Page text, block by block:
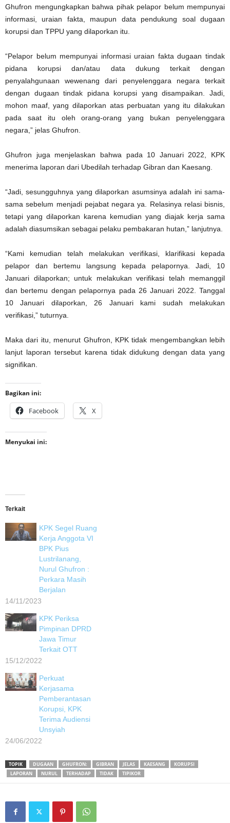
Ghufron mengungkapkan bahwa pihak pelapor belum mempunyai
informasi, uraian fakta, maupun data pendukung soal dugaan
korupsi dan TPPU yang dilaporkan itu.
“Pelapor belum mempunyai informasi uraian fakta dugaan tindak
pidana korupsi dan/atau data dukung terkait dengan
penyalahgunaan wewenang dari penyelenggara negara terkait
dengan dugaan tindak pidana korupsi yang disampaikan. Jadi,
mohon maaf, yang dilaporkan atas perbuatan yang itu dilakukan
pada saat itu oleh orang-orang yang bukan penyelenggara
negara,” jelas Ghufron.
Ghufron juga menjelaskan bahwa pada 10 Januari 2022, KPK
menerima laporan dari Ubedilah terhadap Gibran dan Kaesang.
“Jadi, sesungguhnya yang dilaporkan asumsinya adalah ini sama-
sama sebelum menjadi pejabat negara ya. Relasinya relasi bisnis,
tetapi yang dilaporkan karena kemudian yang diajak kerja sama
adalah diasumsikan sebagai pelaku pembakaran hutan,” lanjutnya.
“Kami kemudian telah melakukan verifikasi, klarifikasi kepada
pelapor dan bertemu langsung kepada pelapornya. Jadi, 10
Januari dilaporkan; untuk melakukan verifikasi telah memanggil
dan bertemu dengan pelapornya pada 26 Januari 2022. Tanggal
10 Januari dilaporkan, 26 Januari kami sudah melakukan
verifikasi,” tuturnya.
Maka dari itu, menurut Ghufron, KPK tidak mengembangkan lebih
lanjut laporan tersebut karena tidak didukung dengan data yang
signifikan.
Bagikan ini:
Facebook X
Menyukai ini:
Terkait
KPK Segel Ruang
Kerja Anggota VI
BPK Pius
Lustrilanang,
Nurul Ghufron :
Perkara Masih
Berjalan
14/11/2023
KPK Periksa
Pimpinan DPRD
Jawa Timur
Terkait OTT
15/12/2022
Perkuat
Kerjasama
Pemberantasan
Korupsi, KPK
Terima Audiensi
Unsyiah
24/06/2022
TOPIK DUGAAN GHUFRON: GIBRAN JELAS KAESANG
KORUPSI
LAPORAN
NURUL TERHADAP TIDAK TIPIKOR